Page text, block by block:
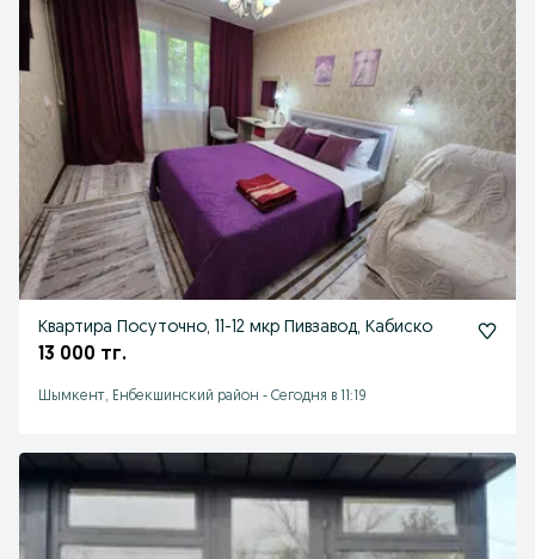
Квартира Посуточно, 11-12 мкр Пивзавод, Кабиско
13 000 тг.
Шымкент, Енбекшинский район - Сегодня в 11:19